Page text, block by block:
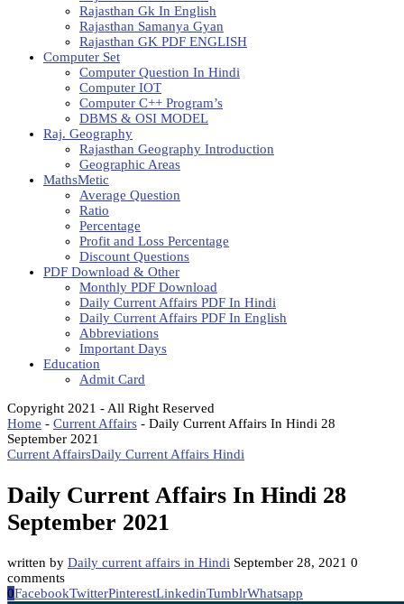
Rajasthan Gk In English
Rajasthan Samanya Gyan
Rajasthan GK PDF ENGLISH
Computer Set
Computer Question In Hindi
Computer IOT
Computer C++ Program’s
DBMS & OSI MODEL
Raj. Geography
Rajasthan Geography Introduction
Geographic Areas
MathsMetic
Average Question
Ratio
Percentage
Profit and Loss Percentage
Discount Questions
PDF Download & Other
Monthly PDF Download
Daily Current Affairs PDF In Hindi
Daily Current Affairs PDF In English
Abbreviations
Important Days
Education
Admit Card
Copyright 2021 - All Right Reserved
Home - Current Affairs - Daily Current Affairs In Hindi 28
September 2021
Current AffairsDaily Current Affairs Hindi
Daily Current Affairs In Hindi 28
September 2021
written by Daily current affairs in Hindi September 28, 2021 0
comments
0FacebookTwitterPinterestLinkedinTumblrWhatsapp